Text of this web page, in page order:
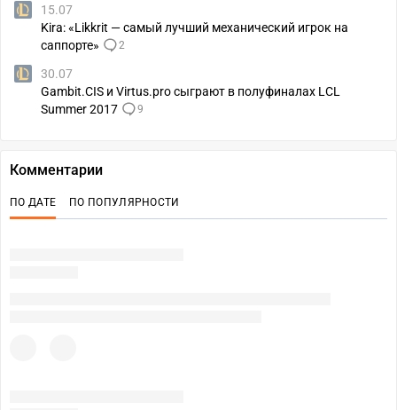
15.07
Kira: «Likkrit — самый лучший механический игрок на
саппорте»
2
30.07
Gambit.CIS и Virtus.pro сыграют в полуфиналах LCL
Summer 2017
9
Комментарии
ПО ДАТЕ ПО ПОПУЛЯРНОСТИ